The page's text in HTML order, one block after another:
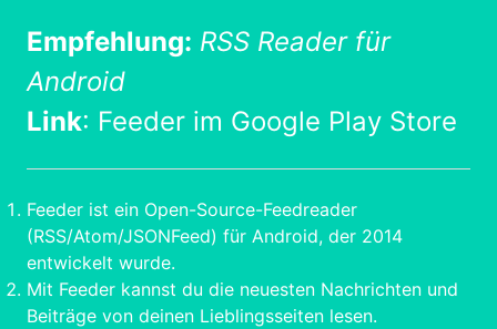
Empfehlung: RSS Reader für
Android
Link: Feeder im Google Play Store
Feeder ist ein Open-Source-Feedreader
(RSS/Atom/JSONFeed) für Android, der 2014
entwickelt wurde.
Mit Feeder kannst du die neuesten Nachrichten und
Beiträge von deinen Lieblingsseiten lesen.